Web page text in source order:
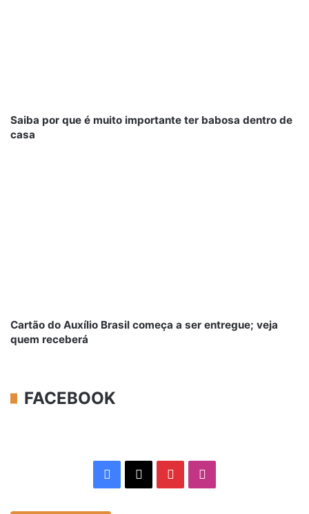
Saiba por que é muito importante ter babosa dentro de
casa
Cartão do Auxílio Brasil começa a ser entregue; veja
quem receberá
FACEBOOK
Facebook
X Pinterest